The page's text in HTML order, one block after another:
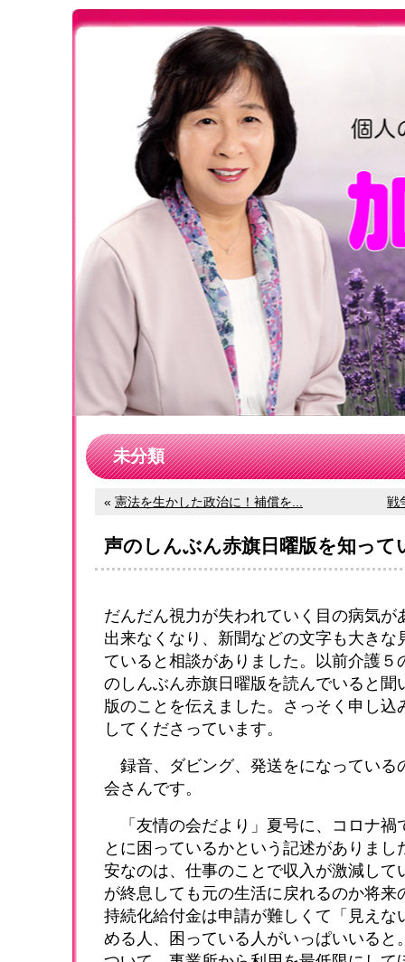
未分類
« 憲法を生かした政治に！補償を... 戦
声のしんぶん赤旗日曜版を知って
だんだん視力が失われていく目の病気が
出来なくなり、新聞などの文字も大きな
ていると相談がありました。以前介護５
のしんぶん赤旗日曜版を読んでいると聞
版のことを伝えました。さっそく申し込
してくださっています。
録音、ダビング、発送をになっている
会さんです。
「友情の会だより」夏号に、コロナ禍
とに困っているかという記述がありま
安なのは、仕事のことで収入が激減して
が終息しても元の生活に戻れるのか将来
持続化給付金は申請が難しくて「見えな
める人、困っている人がいっぱいいると